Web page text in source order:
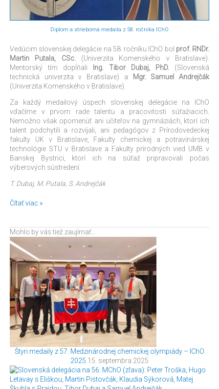
Diplom a strieborná medaila z 58. ročníka IChO
Vedúcim slovenskej delegácie na 58. ročníku IChO bol prof. RNDr.
Martin Putala, CSc.
(Univerzita Komenského v Bratislave).
Mentorský tím dopĺňali
Ing. Tibor Dubaj, PhD.
(Slovenská
technická univerzita v Bratislave) a
Mgr. Samuel Andrejčák
(Univerzita Komenského v Bratislave).
Za každý medailový úspech slovenskej delegácie na IChO
vďačíme v prvom rade talentu a pracovitosti súťažiacich.
Nemožno však opomenúť ani učiteľov na gymnáziách, ktorí ich
talent podchytili a rozvíjali, ani pedagógov z Prírodovedeckej
fakulty UK v Bratislave, Fakulty chemickej a potravinárskej
technológie STU v Bratislave a Fakulty prírodných vied UMB v
Banskej Bystrici, ktorí ich na súťaž pripravovali počas
výberových sústredení.
T. Dubaj, M. Putala, S. Andrejčák
Čítať viac »
Mohlo by vás tiež zaujímať…
Štyri medaily z 57. Medzinárodnej chemickej olympiády – IChO
2025 15. septembra 2025